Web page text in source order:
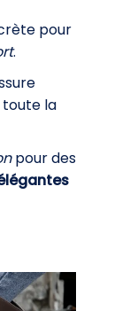
pour
.
la
pour des